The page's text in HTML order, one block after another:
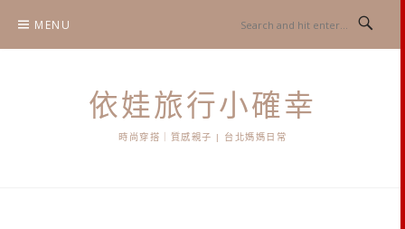
content
MENU
依娃旅行小確幸
時尚穿搭｜質感親子 | 台北媽媽日常